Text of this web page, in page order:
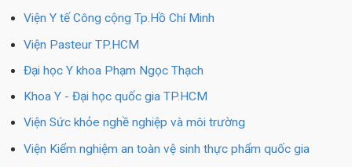
Viện Y tế Công cộng Tp.Hồ Chí Minh
Viện Pasteur TP.HCM
Đại học Y khoa Phạm Ngọc Thạch
Khoa Y - Đại học quốc gia TP.HCM
Viện Sức khỏe nghề nghiệp và môi trường
Viện Kiểm nghiệm an toàn vệ sinh thực phẩm quốc gia